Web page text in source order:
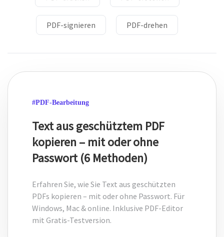
DWG in PDF
JPG in PDF
Unterschreiben Sie ein PDF elektronisch mit
handschriftlichem Text und Signaturbildern.
Schützen
Kopieren, Drucken und Bearbeiten.
PDF-signieren PDF-drehen
#PDF-Bearbeitung
Text aus geschütztem PDF
kopieren – mit oder ohne
Passwort (6 Methoden)
Erfahren Sie, wie Sie Text aus geschützten
PDFs kopieren – mit oder ohne Passwort. Für
Windows, Mac & online. Inklusive PDF-Editor
mit Gratis-Testversion.